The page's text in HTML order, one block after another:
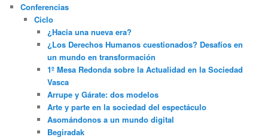
Conferencias
Ciclo
¿Hacia una nueva era?
¿Los Derechos Humanos cuestionados? Desafíos en
un mundo en transformación
1º Mesa Redonda sobre la Actualidad en la Sociedad
Vasca
Arrupe y Gárate: dos modelos
Arte y parte en la sociedad del espectáculo
Asomándonos a un mundo digital
Begiradak